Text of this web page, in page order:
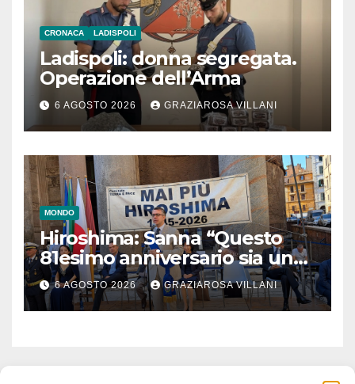
CRONACA LADISPOLI
Ladispoli: donna segregata.
Operazione dell’Arma
6 AGOSTO 2026 GRAZIAROSA VILLANI
MONDO
Hiroshima: Sanna “Questo
81esimo anniversario sia un
monito per tutti”
6 AGOSTO 2026 GRAZIAROSA VILLANI